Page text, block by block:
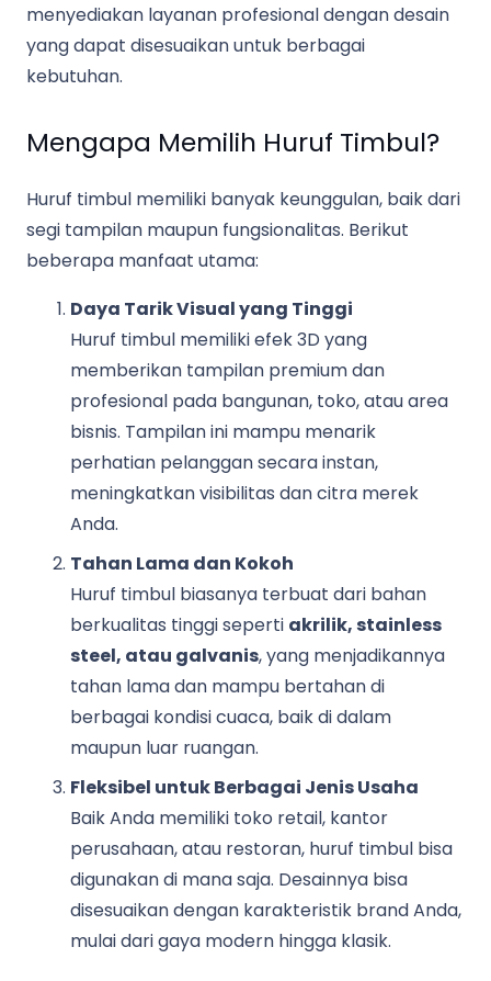
menyediakan layanan profesional dengan desain
yang dapat disesuaikan untuk berbagai
kebutuhan.
Mengapa Memilih Huruf Timbul?
Huruf timbul memiliki banyak keunggulan, baik dari
segi tampilan maupun fungsionalitas. Berikut
beberapa manfaat utama:
Daya Tarik Visual yang Tinggi
Huruf timbul memiliki efek 3D yang
memberikan tampilan premium dan
profesional pada bangunan, toko, atau area
bisnis. Tampilan ini mampu menarik
perhatian pelanggan secara instan,
meningkatkan visibilitas dan citra merek
Anda.
Tahan Lama dan Kokoh
Huruf timbul biasanya terbuat dari bahan
berkualitas tinggi seperti akrilik, stainless
steel, atau galvanis, yang menjadikannya
tahan lama dan mampu bertahan di
berbagai kondisi cuaca, baik di dalam
maupun luar ruangan.
Fleksibel untuk Berbagai Jenis Usaha
Baik Anda memiliki toko retail, kantor
perusahaan, atau restoran, huruf timbul bisa
digunakan di mana saja. Desainnya bisa
disesuaikan dengan karakteristik brand Anda,
mulai dari gaya modern hingga klasik.